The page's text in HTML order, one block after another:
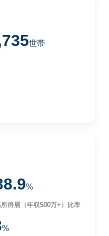
世帯
%
得層（年収500万+）比率
%